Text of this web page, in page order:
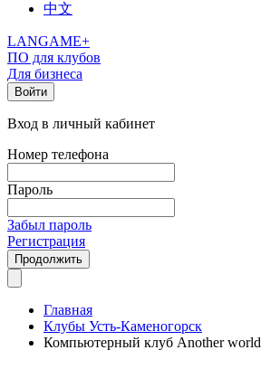
中文
LANGAME+
ПО для клубов
Для бизнеса
Войти
Вход в личный кабинет
Номер телефона
Пароль
Забыл пароль
Регистрация
Продолжить
Главная
Клубы Усть-Каменогорск
Компьютерный клуб Another world